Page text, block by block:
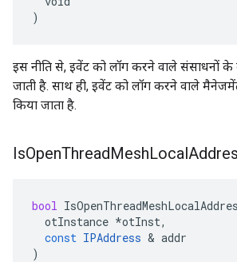
)
इस नीति से, इवेंट को लॉग करने वाले संसाधनों के
जाती है. साथ ही, इवेंट को लॉग करने वाले
किया जाता है.
IsOpenThreadMeshLocal
bool
otInstance *otInst,
const IPAddress & addr
)